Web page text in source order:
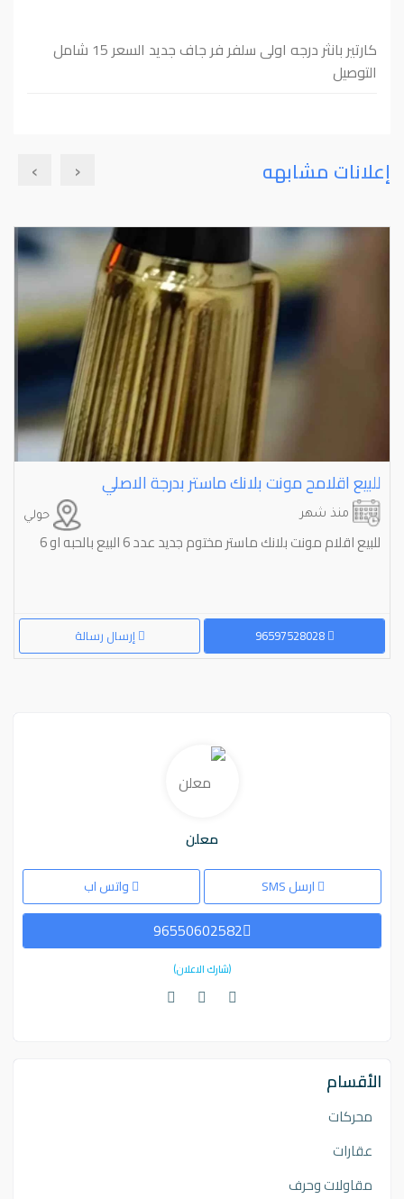
كارتير بانثر درجه اولى سلفر فر جاف جديد السعر 15 شامل
التوصيل
إعلانات مشابهه
للبيع اقلامح مونت بلانك ماستر بدرجة الاصلي
حولي منذ شهر
للبيع اقلام مونت بلانك ماستر مختوم جديد عدد 6 البيع بالحبه او 6
إرسال رسالة 96597528028
‹
›
معلن
ارسل SMS واتس اب
96550602582
(شارك الاعلان)
الأقسام
محركات
عقارات
مقاولات وحرف